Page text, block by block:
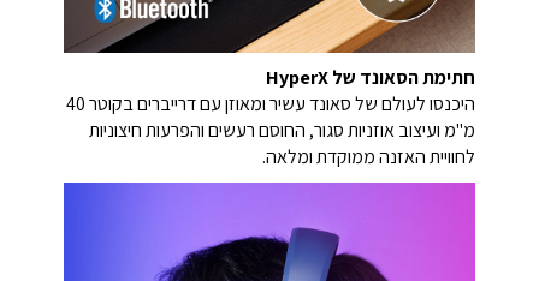
חתימת הסאונד של HyperX
היכנסו לעולם של סאונד עשיר ומאוזן עם דרייברים בקוטר 40
מ"מ ועיצוב אוזניות סגור, החוסם רעשים והפרעות חיצוניות
לחוויית האזנה ממוקדת ומלאה.